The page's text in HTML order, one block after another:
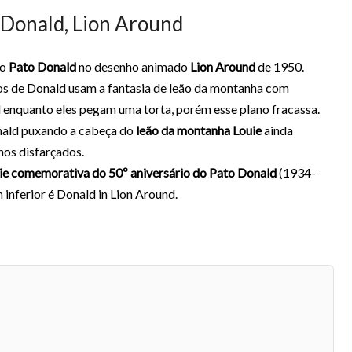
Lion Around
Pato Donaldno desenho animado Lion Aroundde 1950.
de Donald usam a fantasia de leão da montanha com
eles pegam uma torta, porém esse plano fracassa.
puxando a cabeça do leão da montanha Louieainda
disfarçados.
comemorativa do 50º aniversário do Pato Donald(1934-
inferior é Donald in Lion Around.